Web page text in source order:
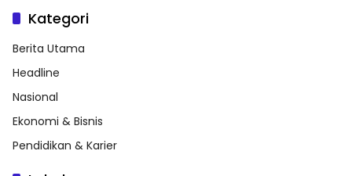
Kategori
Berita Utama
Headline
Nasional
Ekonomi & Bisnis
Pendidikan & Karier